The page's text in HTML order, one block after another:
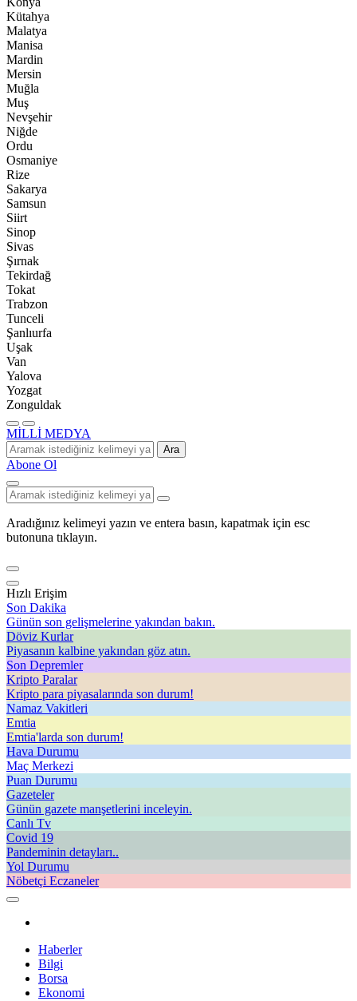
Kütahya
Malatya
Manisa
Mardin
Mersin
Muğla
Muş
Nevşehir
Niğde
Ordu
Osmaniye
Rize
Sakarya
Samsun
Siirt
Sinop
Sivas
Şırnak
Tekirdağ
Tokat
Trabzon
Tunceli
Şanlıurfa
Uşak
Van
Yalova
Yozgat
Zonguldak
MİLLİ MEDYA
Ara
Abone Ol
Aradığınız kelimeyi yazın ve entera basın, kapatmak için esc
butonuna tıklayın.
Hızlı Erişim
Son Dakika
Günün son gelişmelerine yakından bakın.
Döviz Kurlar
Piyasanın kalbine yakından göz atın.
Son Depremler
Kripto Paralar
Kripto para piyasalarında son durum!
Namaz Vakitleri
Emtia
Emtia'larda son durum!
Hava Durumu
Maç Merkezi
Puan Durumu
Gazeteler
Günün gazete manşetlerini inceleyin.
Canlı Tv
Covid 19
Pandeminin detayları..
Yol Durumu
Nöbetçi Eczaneler
Haberler
Bilgi
Borsa
Ekonomi